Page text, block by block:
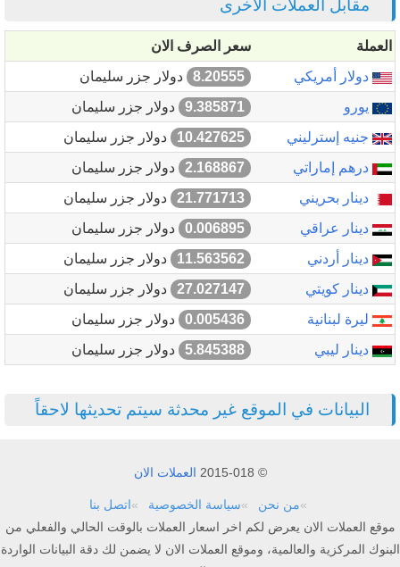
مقابل العملات الاخرى
العملة
سعر الصرف الان
دولار أمريكي
8.20555
دولار جزر سليمان
يورو
9.385871
دولار جزر سليمان
جنيه إسترليني
10.427625
دولار جزر سليمان
درهم إماراتي
2.168867
دولار جزر سليمان
دينار بحريني
21.771713
دولار جزر سليمان
دينار عراقي
0.006895
دولار جزر سليمان
دينار أردني
11.563562
دولار جزر سليمان
دينار كويتي
27.027147
دولار جزر سليمان
ليرة لبنانية
0.005436
دولار جزر سليمان
دينار ليبي
5.845388 دولار جزر سليمان
البيانات في الموقع غير محدثة سيتم تحديثها لاحقاً
© 2015-018 العملات الان
من نحن سياسة الخصوصية
اتصل بنا
موقع العملات الان يعرض لكم اخر اسعار العملات بالوقت الحالي والفعلي من
البنوك المركزية والعالمية، وموقع العملات الان لا يضمن لك دقة البيانات الواردة